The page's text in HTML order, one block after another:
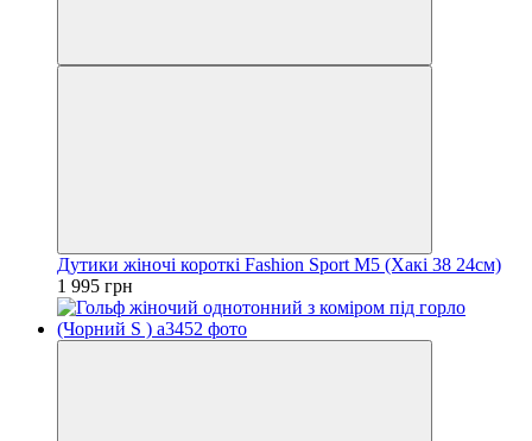
Дутики жіночі короткі Fashion Sport M5 (Хакі 38 24см)
1 995 грн